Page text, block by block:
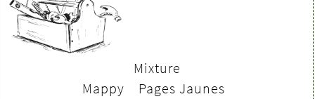
Mixture
Mappy
Pages Jaunes